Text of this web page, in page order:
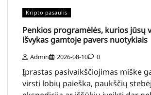
Kripto pasaulis
Penkios programėlės, kurios jūsų
išvykas gamtoje pavers nuotykiais
Admin 2026-08-10 0
Įprastas pasivaikščiojimas miške
virsti lobių paieška, paukščių